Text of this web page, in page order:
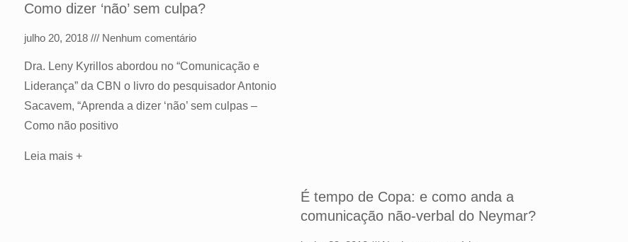
Como dizer ‘não’ sem culpa?
julho 20, 2018 Nenhum comentário
Dra. Leny Kyrillos abordou no “Comunicação e
Liderança” da CBN o livro do pesquisador Antonio
Sacavem, “Aprenda a dizer ‘não’ sem culpas –
Como não positivo
Leia mais +
É tempo de Copa: e como anda a
comunicação não-verbal do Neymar?